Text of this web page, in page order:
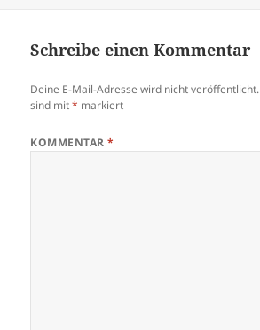
Schreibe einen Kommentar
Deine E-Mail-Adresse wird nicht veröffentlicht.
sind mit* markiert
KOMMENTAR*